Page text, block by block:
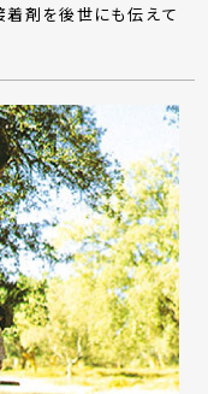
剤を後世にも伝えて